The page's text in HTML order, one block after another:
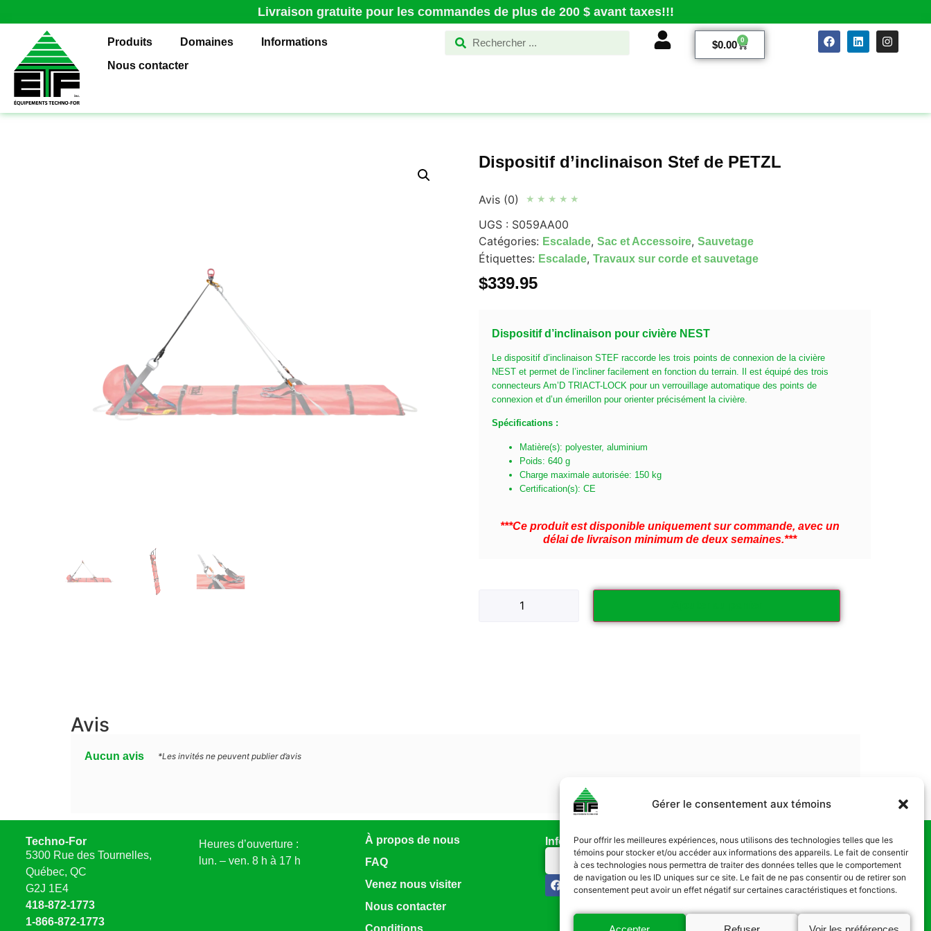
Gérer le consentement aux témoins
Pour offrir les meilleures expériences, nous utilisons des technologies telles que les
témoins pour stocker et/ou accéder aux informations des appareils. Le fait de consentir
à ces technologies nous permettra de traiter des données telles que le comportement
de navigation ou les ID uniques sur ce site. Le fait de ne pas consentir ou de retirer son
consentement peut avoir un effet négatif sur certaines caractéristiques et fonctions.
Livraison gratuite pour les commandes de plus de 200 $ avant taxes!!!
Produits Domaines
Informations
Nous contacter
$0.00 0
Dispositif d’inclinaison Stef de PETZL
Avis (0) ★ ★ ★ ★ ★
UGS : S059AA00
Catégories: Escalade, Sac et Accessoire, Sauvetage
Étiquettes: Escalade, Travaux sur corde et sauvetage
$339.95
Dispositif d’inclinaison pour civière NEST
Le dispositif d’inclinaison STEF raccorde les trois points de connexion de la civière
NEST et permet de l’incliner facilement en fonction du terrain. Il est équipé des trois
connecteurs Am’D TRIACT-LOCK pour un verrouillage automatique des points de
connexion et d’un émerillon pour orienter précisément la civière.
Spécifications :
Matière(s): polyester, aluminium
Poids: 640 g
Charge maximale autorisée: 150 kg
Certification(s): CE
***Ce produit est disponible uniquement sur commande, avec un
délai de livraison minimum de deux semaines.***
Avis
Aucun avis *Les invités ne peuvent publier d’avis
Techno-For
5300 Rue des Tournelles,
Québec, QC
G2J 1E4
418-872-1773
1-866-872-1773
Heures d’ouverture :
lun. – ven. 8 h à 17 h
À propos de nous
FAQ
Venez nous visiter
Nous contacter
Infolettre
Abonnez-vous